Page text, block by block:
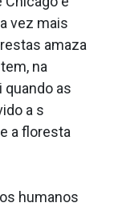
vez mais
amaza
na
quando as
a s
a floresta
humanos